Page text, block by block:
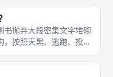
重复游玩体验，是成都桌
书抛弃大段密集文字堆砌
，按照天黑、逃跑、投
项角色技能、计分阶梯、
简单线性，没有跨章节复